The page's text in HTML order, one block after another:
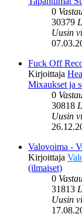
0
30379
Uusin
Fuck Off
Kirjoittaja
Mixaukset ja
0
30818
Uusin
Valovoima -
Kirjoittaja
(ilmaiset)
0
31813
Uusin